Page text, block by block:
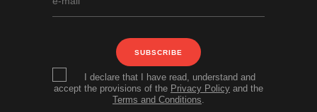
SUBSCRIBE
I declare that I have read, understand and
accept the provisions of the Privacy Policy and the
Terms and Conditions.